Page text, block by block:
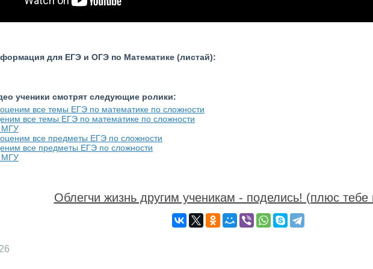
для ЕГЭ и ОГЭ по Математике (листай):
ученики смотрят следующие ролики:
все темы ЕГЭ по математике по сложности
МГУ
все предметы ЕГЭ по сложности
МГУ
Облегчи жизнь другим ученикам - поделись! (плюс тебе